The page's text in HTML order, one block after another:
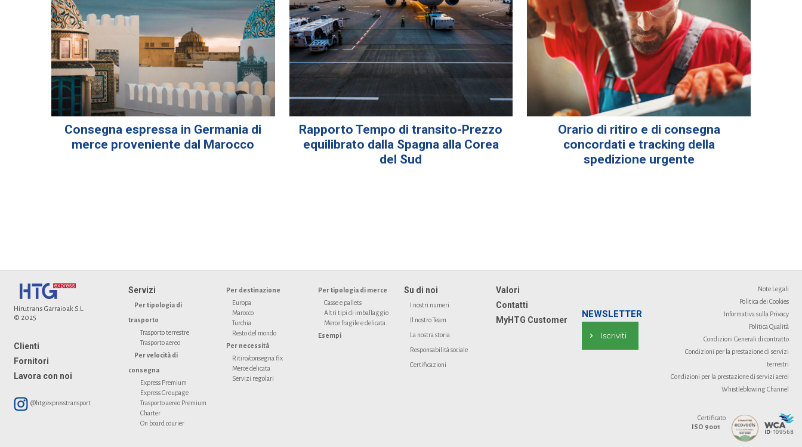
Consegna espressa in Germania di
merce proveniente dal Marocco
Rapporto Tempo di transito-Prezzo
equilibrato dalla Spagna alla Corea
del Sud
Orario di ritiro e di consegna
concordati e tracking della
spedizione urgente
Hirutrans Garraioak S.L.
© 2025
Clienti
Fornitori
Lavora con noi
@htgexpresstransport
Servizi
Per tipologia di
trasporto
Trasporto terrestre
Trasporto aereo
Per velocità di
consegna
Express Premium
Express Groupage
Trasporto aereo Premium
Charter
On board courier
Per destinazione
Europa
Marocco
Turchia
Resto del mondo
Per necessità
Ritiro/consegna fix
Merce delicata
Servizi regolari
Per tipologia di merce
Casse e pallets
Altri tipi di imballaggio
Merce fragile e delicata
Esempi
Su di noi
I nostri numeri
Il nostro Team
La nostra storia
Responsabilità sociale
Certificazioni
Valori
Contatti
MyHTG Customer
NEWSLETTER
Iscriviti
Note Legali
Politica dei Cookies
Informativa sulla Privacy
Politica Qualità
Condizioni Generali di contratto
Condizioni per la prestazione di servizi
terrestri
Condizioni per la prestazione di servizi aerei
Whistleblowing Channel
Certificato
ISO 9001